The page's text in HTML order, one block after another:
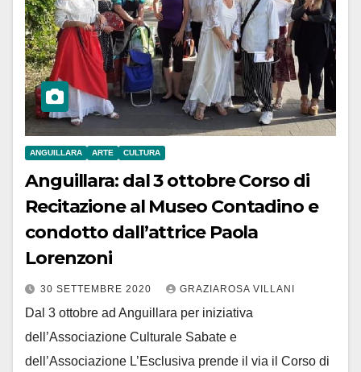
ANGUILLARA ARTE CULTURA
Anguillara: dal 3 ottobre Corso di
Recitazione al Museo Contadino e
condotto dall’attrice Paola
Lorenzoni
30 SETTEMBRE 2020 GRAZIAROSA VILLANI
Dal 3 ottobre ad Anguillara per iniziativa
dell’Associazione Culturale Sabate e
dell’Associazione L’Esclusiva prende il via il Corso di